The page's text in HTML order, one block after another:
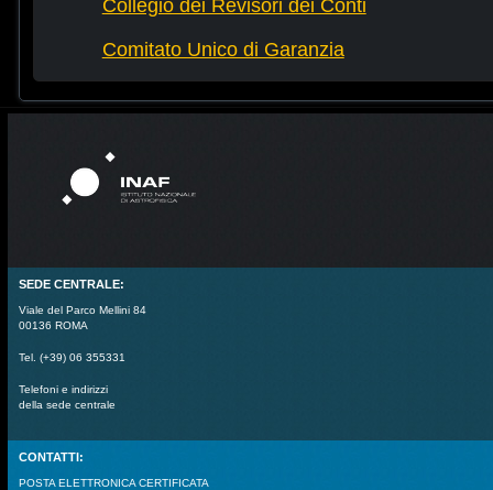
Collegio dei Revisori dei Conti
Comitato Unico di Garanzia
SEDE CENTRALE:
Viale del Parco Mellini 84
00136 ROMA
Tel. (+39) 06 355331
Telefoni e indirizzi
della sede centrale
CONTATTI:
POSTA ELETTRONICA CERTIFICATA